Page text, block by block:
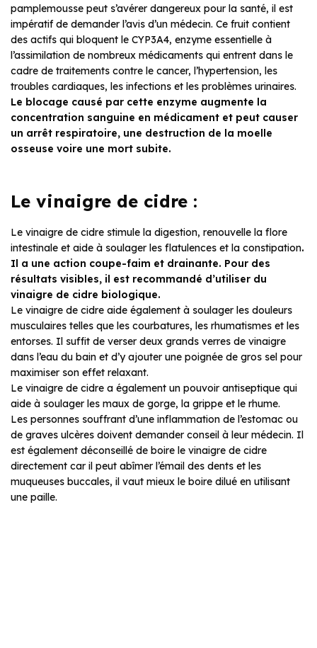
pamplemousse peut s’avérer dangereux pour la santé, il est
impératif de demander l’avis d’un médecin. Ce fruit contient
des actifs qui bloquent le CYP3A4, enzyme essentielle à
l’assimilation de nombreux médicaments qui entrent dans le
cadre de traitements contre le cancer, l’hypertension, les
troubles cardiaques, les infections et les problèmes urinaires.
Le blocage causé par cette enzyme augmente la
concentration sanguine en médicament et peut causer
un arrêt respiratoire, une destruction de la moelle
osseuse voire une mort subite.
Le vinaigre de cidre :
Le vinaigre de cidre stimule la digestion, renouvelle la flore
intestinale et aide à soulager les flatulences et la constipation.
Il a une action coupe-faim et drainante. Pour des
résultats visibles, il est recommandé d’utiliser du
vinaigre de cidre biologique.
Le vinaigre de cidre aide également à soulager les douleurs
musculaires telles que les courbatures, les rhumatismes et les
entorses. Il suffit de verser deux grands verres de vinaigre
dans l’eau du bain et d’y ajouter une poignée de gros sel pour
maximiser son effet relaxant.
Le vinaigre de cidre a également un pouvoir antiseptique qui
aide à soulager les maux de gorge, la grippe et le rhume.
Les personnes souffrant d’une inflammation de l’estomac ou
de graves ulcères doivent demander conseil à leur médecin. Il
est également déconseillé de boire le vinaigre de cidre
directement car il peut abîmer l’émail des dents et les
muqueuses buccales, il vaut mieux le boire dilué en utilisant
une paille.